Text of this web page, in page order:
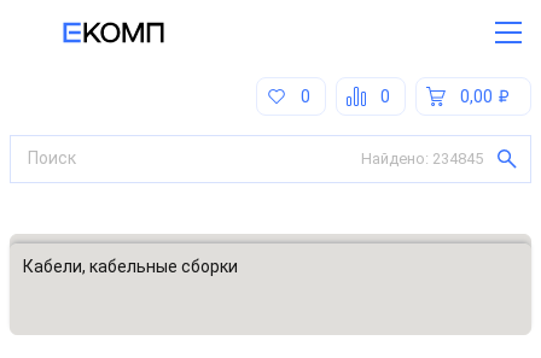
0,00
0
0
Найдено: 234845
Все категории
Кабели, кабельные сборки